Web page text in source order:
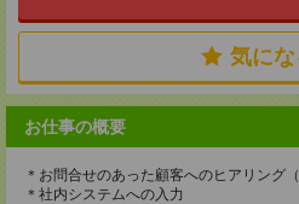
気にな
お仕事の概要
＊お問合せのあった顧客へのヒアリング
＊社内システムへの入力